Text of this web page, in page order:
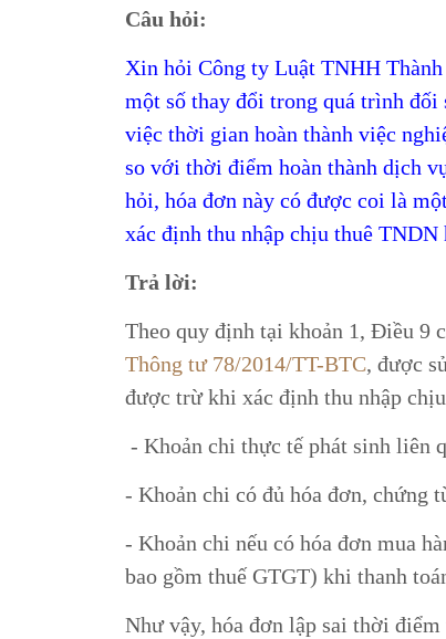
Câu hỏi:
Xin hỏi Công ty Luật TNHH
một số thay đổi trong quá trình
việc thời gian hoàn thành việc
so với thời điểm hoàn thành dịch
hỏi, hóa đơn này có được coi là
xác định thu nhập chịu thuê
Trả lời:
Theo quy định tại khoản 1, Điều 9
Thông tư 78/2014/TT-BTC, được
được trừ khi xác định thu nhập
- Khoản chi thực tế phát sinh liên
- Khoản chi có đủ hóa đơn, chứng
- Khoản chi nếu có hóa đơn mua
bao gồm thuế GTGT) khi thanh
Như vậy, hóa đơn lập sai thời